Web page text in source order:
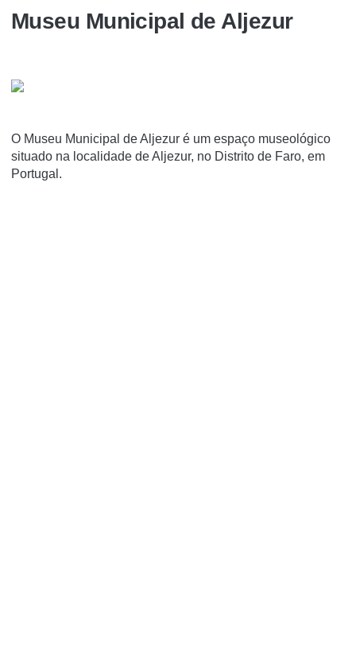
Museu Municipal de Aljezur
O Museu Municipal de Aljezur é um espaço museológico
situado na localidade de Aljezur, no Distrito de Faro, em
Portugal.